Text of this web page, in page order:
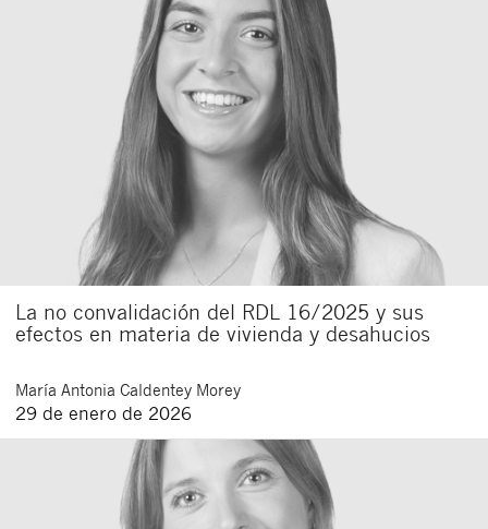
La no convalidación del RDL 16/2025 y sus
efectos en materia de vivienda y desahucios
María Antonia Caldentey Morey
29 de enero de 2026